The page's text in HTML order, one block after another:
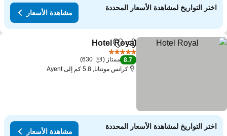
اختر التواريخ لمشاهدة الأسعار المحددة
مشاهدة الأسعار
مشاركةAdd to favorites
Hotel Royal
8.7 ممتاز
630
كرانس مونتانا, 5.8 كم إلى Ayent
اختر التواريخ لمشاهدة الأسعار المحددة
مشاهدة الأسعار